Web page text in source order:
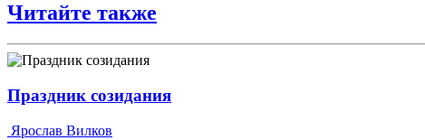
Читайте также
Праздник созидания
Ярослав Вилков